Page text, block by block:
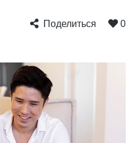
Поделиться 0